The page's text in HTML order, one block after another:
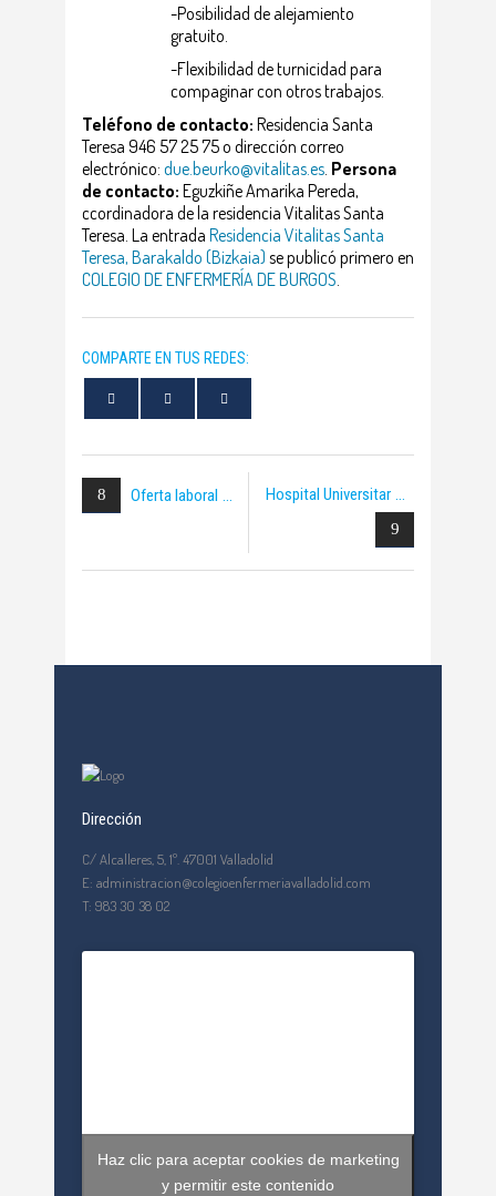
-Posibilidad de alejamiento
gratuito.
-Flexibilidad de turnicidad para
compaginar con otros trabajos.
Teléfono de contacto: Residencia Santa
Teresa 946 57 25 75 o dirección correo
electrónico: due.beurko@vitalitas.es. Persona
de contacto: Eguzkiñe Amarika Pereda,
ccordinadora de la residencia Vitalitas Santa
Teresa. La entrada Residencia Vitalitas Santa
Teresa, Barakaldo (Bizkaia) se publicó primero en
COLEGIO DE ENFERMERÍA DE BURGOS.
COMPARTE EN TUS REDES:
Oferta laboral Hospital Universitar
Dirección
C/ Alcalleres, 5, 1º. 47001 Valladolid
E: administracion@colegioenfermeriavalladolid.com
T: 983 30 38 02
Haz clic para aceptar cookies de marketing
y permitir este contenido